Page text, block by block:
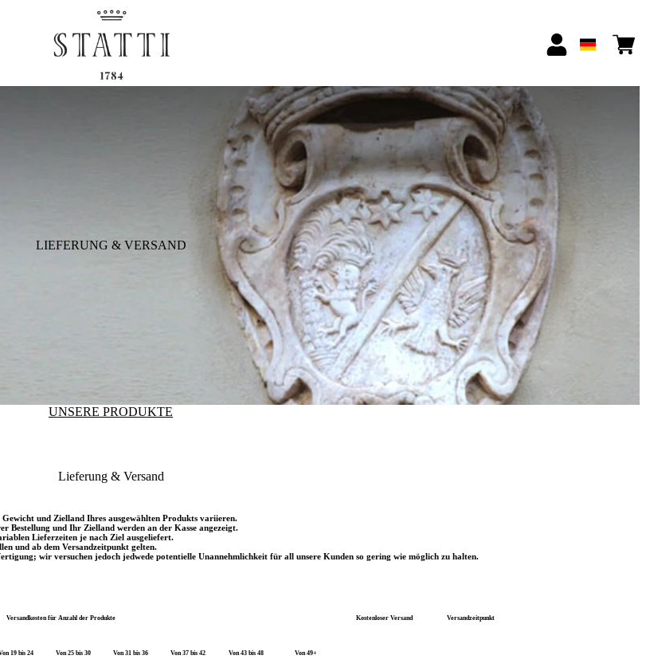
LIEFERUNG & VERSAND
UNSERE PRODUKTE
Lieferung & Versand
und Zielland Ihres ausgewählten Produkts variieren.
Bestellung und Ihr Zielland werden an der Kasse angezeigt.
Lieferzeiten je nach Ziel ausgeliefert.
und ab dem Versandzeitpunkt gelten.
wir versuchen jedoch jedwede potentielle Unannehmlichkeit für all unsere Kunden so gering wie möglich zu halten.
Versandkosten für Anzahl der Produkte Kostenloser Versand Versandzeitpunkt
19 bis 24 Von 25 bis 30 Von 31 bis 36 Von 37 bis 42 Von 43 bis 48 Von 49+